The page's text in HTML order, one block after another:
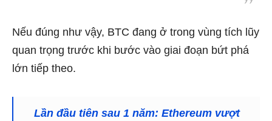
Nếu đúng như vậy, BTC đang ở trong vùng tích lũy
quan trọng trước khi bước vào giai đoạn bứt phá
lớn tiếp theo.
Lần đầu tiên sau 1 năm: Ethereum vượt